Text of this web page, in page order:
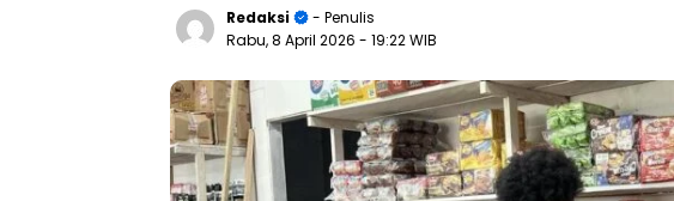
Redaksi
- Penulis
Rabu, 8 April 2026 - 19:22 WIB